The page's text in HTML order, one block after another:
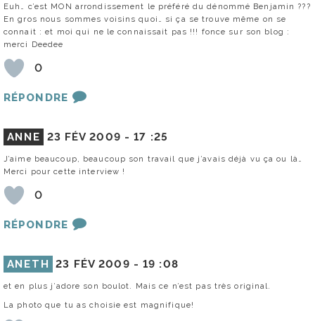
Euh… c’est MON arrondissement le préféré du dénommé Benjamin ???
En gros nous sommes voisins quoi… si ça se trouve même on se
connait : et moi qui ne le connaissait pas !!! fonce sur son blog :
merci Deedee
0
RÉPONDRE
ANNE 23 FÉV 2009 -17 :25
J’aime beaucoup, beaucoup son travail que j’avais déjà vu ça ou là…
Merci pour cette interview !
0
RÉPONDRE
ANETH 23 FÉV 2009 -19 :08
et en plus j’adore son boulot. Mais ce n’est pas très original.
La photo que tu as choisie est magnifique!